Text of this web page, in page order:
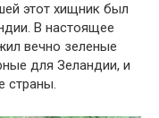
этот хищник был
В настоящее
вечно зеленые
для Зеландии, и
страны.